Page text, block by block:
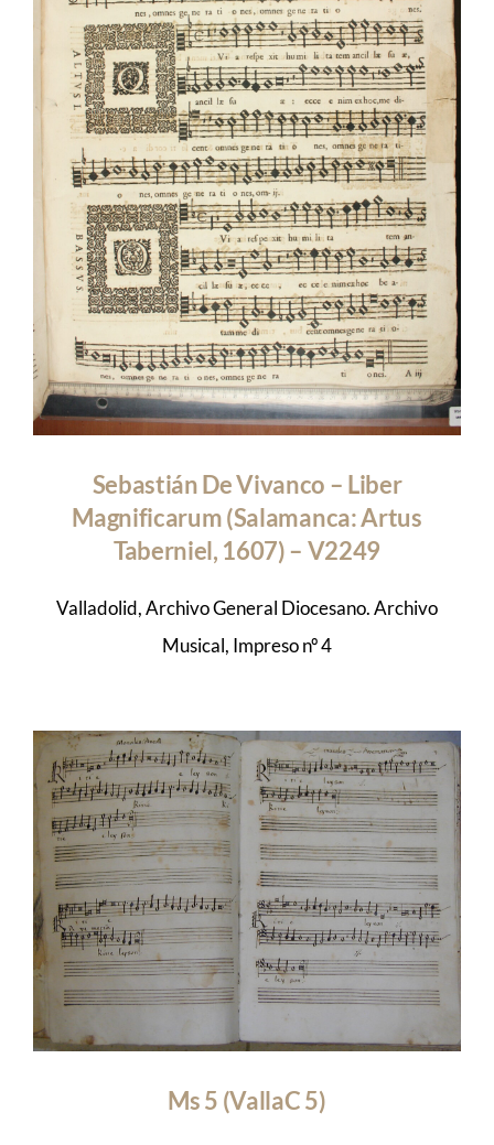
MÚSICA
ACTIVIDADES
Sebastián De Vivanco – Liber
Magnificarum (Salamanca: Artus
Taberniel, 1607) – V2249
Valladolid, Archivo General Diocesano. Archivo
Musical, Impreso nº 4
Ms 5 (VallaC 5)